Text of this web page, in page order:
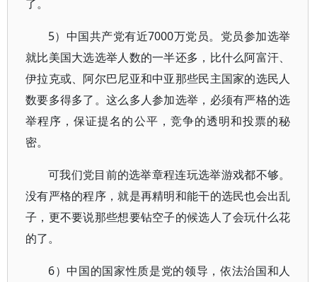
了。
5）中国共产党有近7000万党员。党员参加选举
就比美国大选选举人数的一半还多，比什么阿富汗、
伊拉克或、阿尔巴尼亚和中亚那些民主国家的选民人
数要多得多了。这么多人参加选举，必须有严格的选
举程序，保证提名的公平，竞争的透明和投票的秘
密。
可我们党目前的选举章程连玩选举游戏都不够。
没有严格的程序，就是再精明和能干的选民也会出乱
子，更不要说那些想要钻空子的候选人了会玩什么花
的了。
6）中国的国家性质是党的领导，依法治国和人